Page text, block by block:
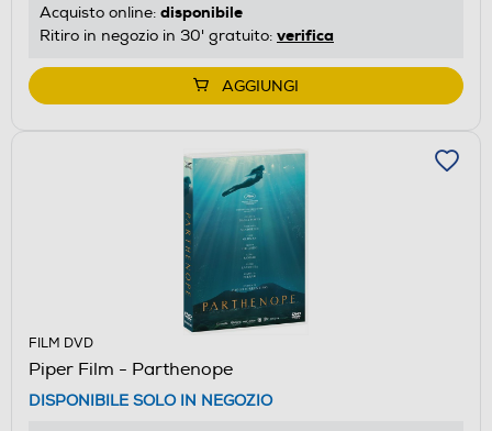
Acquisto online: disponibile
Ritiro in negozio in 30' gratuito: verifica
AGGIUNGI
FILM DVD
Piper Film - Parthenope
DISPONIBILE SOLO IN NEGOZIO